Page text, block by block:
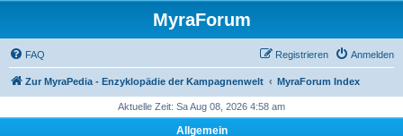
MyraForum
FAQ Anmelden
Registrieren
Zur MyraPedia - Enzyklopädie der Kampagnenwelt MyraForum Index
Aktuelle Zeit: Sa Aug 08, 2026 4:58 am
Allgemein